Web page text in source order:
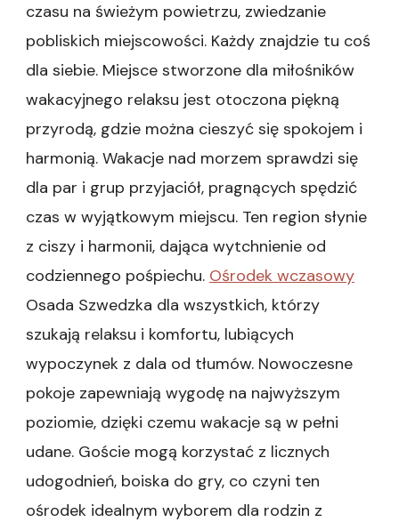
czasu na świeżym powietrzu, zwiedzanie
pobliskich miejscowości. Każdy znajdzie tu coś
dla siebie. Miejsce stworzone dla miłośników
wakacyjnego relaksu jest otoczona piękną
przyrodą, gdzie można cieszyć się spokojem i
harmonią. Wakacje nad morzem sprawdzi się
dla par i grup przyjaciół, pragnących spędzić
czas w wyjątkowym miejscu. Ten region słynie
z ciszy i harmonii, dająca wytchnienie od
codziennego pośpiechu. Ośrodek wczasowy
Osada Szwedzka dla wszystkich, którzy
szukają relaksu i komfortu, lubiących
wypoczynek z dala od tłumów. Nowoczesne
pokoje zapewniają wygodę na najwyższym
poziomie, dzięki czemu wakacje są w pełni
udane. Goście mogą korzystać z licznych
udogodnień, boiska do gry, co czyni ten
ośrodek idealnym wyborem dla rodzin z